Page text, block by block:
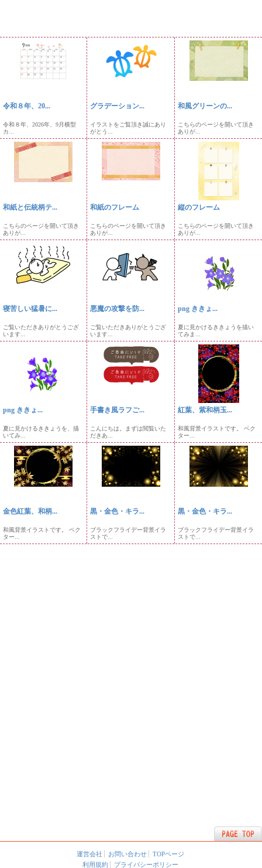
令和８年、20...
令和８年、2026年、9月横型
カ...
グラデーション...
イラストをご覧頂き誠にあり
がとう...
和風グリーンの...
こちらのページを開いて頂き
ありが...
和紙と伝統柄テ...
こちらのページを開いて頂き
ありが...
和紙のフレーム
こちらのページを開いて頂き
ありが...
縦のフレーム
こちらのページを開いて頂き
ありが...
寝苦しい猛暑に...
ご覧いただきありがとうござ
います...
悪魔の攻撃を防...
ご覧いただきありがとうござ
います...
png ききょ...
夏に見かけるききょうを描い
てみま...
png ききょ...
夏に見かけるききょうを、描
いてみ...
手書き風ラフご...
こんにちは。まずは閲覧いた
だきあ...
紅葉、紫和柄玉...
和風背景イラストです。 ベク
ター...
金色紅葉、和柄...
和風背景イラストです。 ベク
ター...
黒・金色・キラ...
ブラックフライデー背景イラ
ストで...
黒・金色・キラ...
ブラックフライデー背景イラ
ストで...
運営会社 お問い合わせ
TOPページ
利用規約
プライバシーポリシー